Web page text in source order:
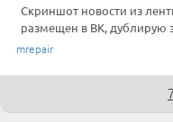
Скриншот новости из
размещен в ВК, дублирую
mrepair